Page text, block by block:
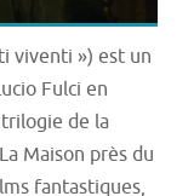
viventi ») est un
Fulci en
de la
Maison près du
fantastiques,